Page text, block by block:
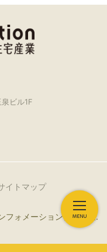
ビル1F
イトマップ
フォメーション住宅産業.